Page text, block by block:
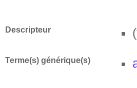
Descripteur
Terme(s) générique(s)